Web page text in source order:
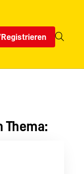
Thema: